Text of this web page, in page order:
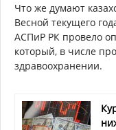
Что же думают
Весной текущего
АСПиР РК провело
который, в числе
здравоохранении.